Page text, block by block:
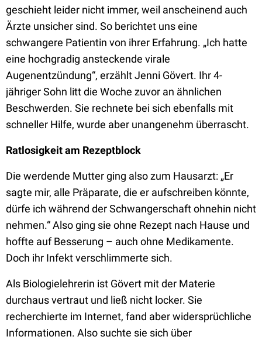
geschieht leider nicht immer, weil anscheinend auch
Ärzte unsicher sind. So berichtet uns eine
schwangere Patientin von ihrer Erfahrung. „Ich hatte
eine hochgradig ansteckende virale
Augenentzündung“, erzählt Jenni Gövert. Ihr 4-
jähriger Sohn litt die Woche zuvor an ähnlichen
Beschwerden. Sie rechnete bei sich ebenfalls mit
schneller Hilfe, wurde aber unangenehm überrascht.
Ratlosigkeit am Rezeptblock
Die werdende Mutter ging also zum Hausarzt: „Er
sagte mir, alle Präparate, die er aufschreiben könnte,
dürfe ich während der Schwangerschaft ohnehin nicht
nehmen.“ Also ging sie ohne Rezept nach Hause und
hoffte auf Besserung – auch ohne Medikamente.
Doch ihr Infekt verschlimmerte sich.
Als Biologielehrerin ist Gövert mit der Materie
durchaus vertraut und ließ nicht locker. Sie
recherchierte im Internet, fand aber widersprüchliche
Informationen. Also suchte sie sich über